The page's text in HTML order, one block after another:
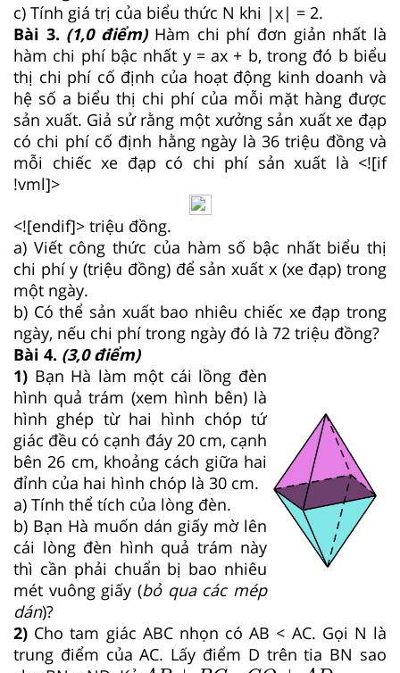
c) Tính giá trị của biểu thức N khi |x| = 2.
Bài 3. (1,0 điểm) Hàm chi phí đơn giản nhất là
hàm chi phí bậc nhất y = ax + b, trong đó b biểu
thị chi phí cố định của hoạt động kinh doanh và
hệ số a biểu thị chi phí của mỗi mặt hàng được
sản xuất. Giả sử rằng một xưởng sản xuất xe đạp
có chi phí cố định hằng ngày là 36 triệu đồng và
mỗi chiếc xe đạp có chi phí sản xuất là <![if
!vml]>
<![endif]> triệu đồng.
a) Viết công thức của hàm số bậc nhất biểu thị
chi phí y (triệu đồng) để sản xuất x (xe đạp) trong
một ngày.
b) Có thể sản xuất bao nhiêu chiếc xe đạp trong
ngày, nếu chi phí trong ngày đó là 72 triệu đồng?
Bài 4. (3,0 điểm)
1) Bạn Hà làm một cái lồng đèn
hình quả trám (xem hình bên) là
hình ghép từ hai hình chóp tứ
giác đều có cạnh đáy 20 cm, cạnh
bên 26 cm, khoảng cách giữa hai
đỉnh của hai hình chóp là 30 cm.
a) Tính thể tích của lòng đèn.
b) Bạn Hà muốn dán giấy mờ lên
cái lòng đèn hình quả trám này
thì cần phải chuẩn bị bao nhiêu
mét vuông giấy (bỏ qua các mép
dán)?
2) Cho tam giác ABC nhọn có AB < AC. Gọi N là
trung điểm của AC. Lấy điểm D trên tia BN sao
AP⊥B C, CQ⊥AD